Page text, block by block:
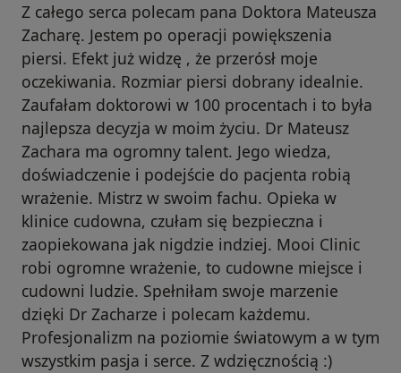
Z całego serca polecam pana Doktora Mateusza
Zacharę. Jestem po operacji powiększenia
piersi. Efekt już widzę , że przerósł moje
oczekiwania. Rozmiar piersi dobrany idealnie.
Zaufałam doktorowi w 100 procentach i to była
najlepsza decyzja w moim życiu. Dr Mateusz
Zachara ma ogromny talent. Jego wiedza,
doświadczenie i podejście do pacjenta robią
wrażenie. Mistrz w swoim fachu. Opieka w
klinice cudowna, czułam się bezpieczna i
zaopiekowana jak nigdzie indziej. Mooi Clinic
robi ogromne wrażenie, to cudowne miejsce i
cudowni ludzie. Spełniłam swoje marzenie
dzięki Dr Zacharze i polecam każdemu.
Profesjonalizm na poziomie światowym a w tym
wszystkim pasja i serce. Z wdzięcznością :)